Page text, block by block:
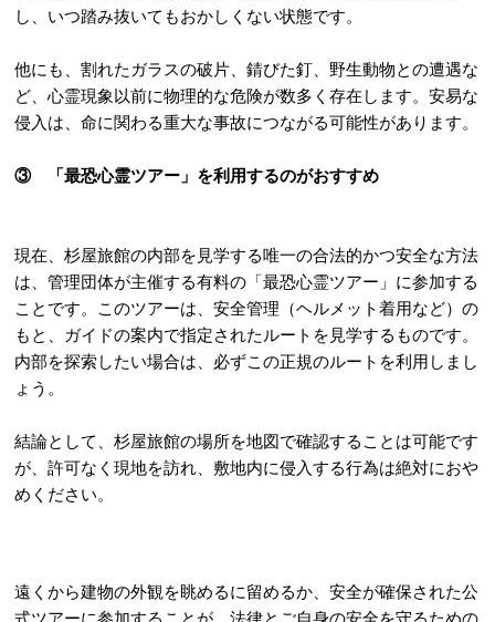
し、いつ踏み抜いてもおかしくない状態です。
他にも、割れたガラスの破片、錆びた釘、野生動物との遭遇な
ど、心霊現象以前に物理的な危険が数多く存在します。 安易な
侵入は、命に関わる重大な事故につながる可能性があります。
③ 「最恐心霊ツアー」を利用するのがおすすめ
現在、杉屋旅館の内部を見学する唯一の合法的かつ安全な方法
は、管理団体が主催する有料の「最恐心霊ツアー 」に参加する
ことです。
このツアーは、安全管理（ヘルメット着用など）の
もと、ガイドの案内で指定されたルートを見学するものです。
内部を探索したい場合は、必ずこの正規のルートを利用しまし
ょう。
結論として、杉屋旅館の場所を地図で確認することは可能です
が、許可なく現地を訪れ、敷地内に侵入する行為は絶対におや
めください。
遠くから建物の外観を眺めるに留めるか、安全が確保された公
式ツアーに参加することが、法律とご自身の安全を守るための